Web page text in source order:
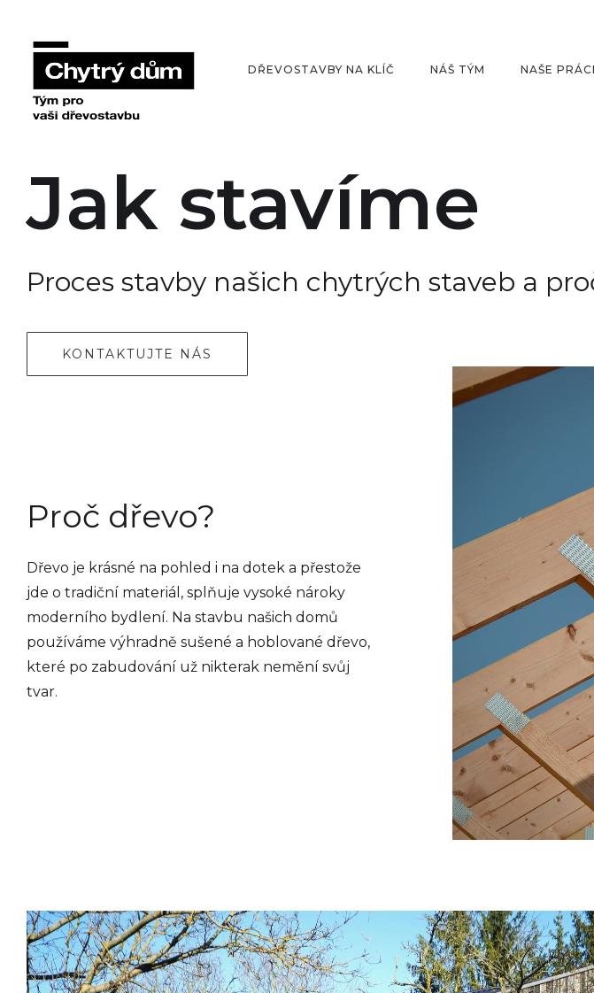
DŘEVOSTAVBY NA KLÍČ NÁŠ TÝM NAŠE
Jak stavíme
Proces stavby našich chytrých staveb a
KONTAKTUJTE NÁS
Proč dřevo?
Dřevo je krásné na pohled i na dotek a přestože
jde o tradiční materiál, splňuje vysoké nároky
moderního bydlení. Na stavbu našich domů
používáme výhradně sušené a hoblované dřevo,
které po zabudování už nikterak nemění svůj
tvar.